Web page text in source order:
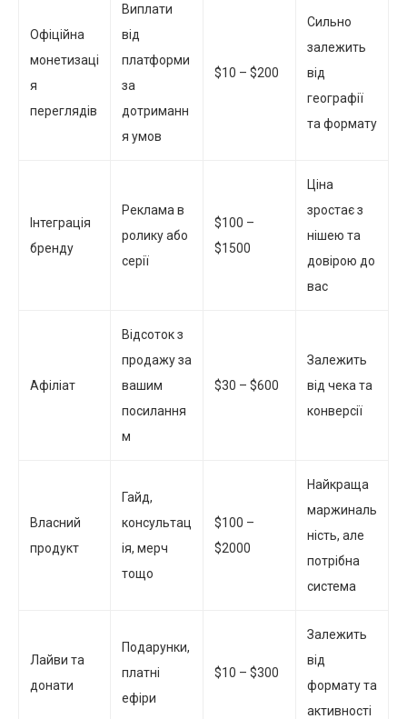
Офіційна
монетизаці
я
переглядів
Виплати
від
платформи
за
дотриманн
я умов
$10 – $200
Сильно
залежить
від
географії
та формату
Інтеграція
бренду
Реклама в
ролику або
серії
$100 –
$1500
Ціна
зростає з
нішею та
довірою до
вас
Афіліат
Відсоток з
продажу за
вашим
посилання
м
$30 – $600
Залежить
від чека та
конверсії
Власний
продукт
Гайд,
консультац
ія, мерч
тощо
$100 –
$2000
Найкраща
маржиналь
ність, але
потрібна
система
Лайви та
донати
Подарунки,
платні
ефіри
$10 – $300
Залежить
від
формату та
активності